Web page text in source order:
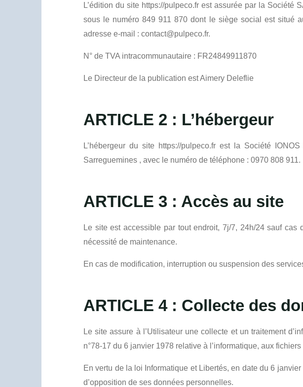
L’édition du site https://pulpeco.fr est assurée par la
sous le numéro 849 911 870 dont le siège social est situé
adresse e-mail : contact@pulpeco.fr.
N° de TVA intracommunautaire : FR24849911870
Le Directeur de la publication est Aimery Deleflie
ARTICLE 2 : L’hébergeur
L’hébergeur du site https://pulpeco.fr est la Société
Sarreguemines , avec le numéro de téléphone : 0970 808 911.
ARTICLE 3 : Accès au site
Le site est accessible par tout endroit, 7j/7, 24h/24 sauf cas
nécessité de maintenance.
En cas de modification, interruption ou suspension des
ARTICLE 4 : Collecte des
Le site assure à l’Utilisateur une collecte et un traitement
n°78-17 du 6 janvier 1978 relative à l’informatique, aux
En vertu de la loi Informatique et Libertés, en date du 6
d’opposition de ses données personnelles.